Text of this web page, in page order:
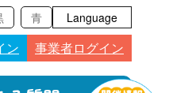
Language
ン 事業者ログイン